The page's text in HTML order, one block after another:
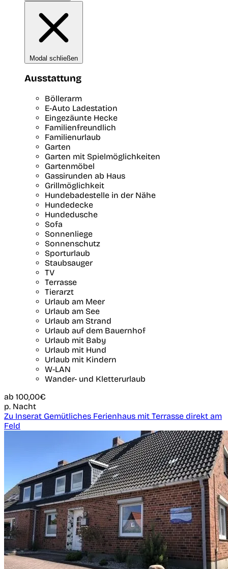
Modal schließen
Ausstattung
Böllerarm
E-Auto Ladestation
Eingezäunte Hecke
Familienfreundlich
Familienurlaub
Garten
Garten mit Spielmöglichkeiten
Gartenmöbel
Gassirunden ab Haus
Grillmöglichkeit
Hundebadestelle in der Nähe
Hundedecke
Hundedusche
Sofa
Sonnenliege
Sonnenschutz
Sporturlaub
Staubsauger
TV
Terrasse
Tierarzt
Urlaub am Meer
Urlaub am See
Urlaub am Strand
Urlaub auf dem Bauernhof
Urlaub mit Baby
Urlaub mit Hund
Urlaub mit Kindern
W-LAN
Wander- und Kletterurlaub
ab 100,00€
p. Nacht
Zu Inserat Gemütliches Ferienhaus mit Terrasse direkt am
Feld